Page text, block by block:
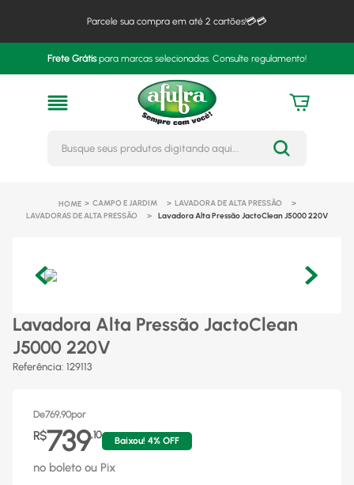
Parcele sua compra em até 2 cartões!💳💳
Frete Grátispara marcas selecionadas. Consulte regulamento!
Busque seus produtos
CAMPO E JARDIM
LAVADORA DE ALTA PRESSÃO
LAVADORAS DE ALTA PRESSÃO
Lavadora Alta Pressão JactoClean J5000 220V
Lavadora Alta Pressão JactoClean
J5000 220V
Referência: 129113
De769,90por
R$739,10
Baixou! 4% OFF
no boleto ou Pix